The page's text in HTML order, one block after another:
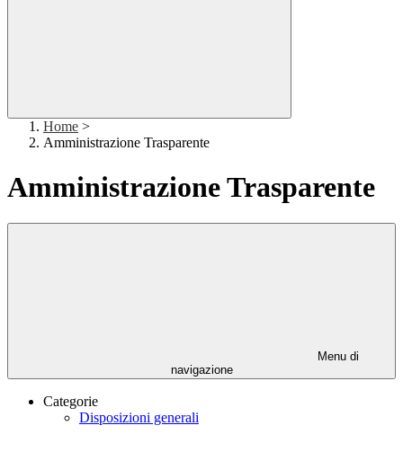
Home >
Amministrazione Trasparente
Amministrazione Trasparente
Menu di
navigazione
Categorie
Disposizioni generali